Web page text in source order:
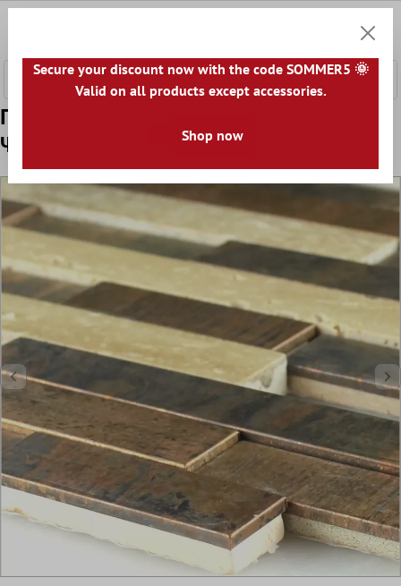
Πρότυπο από Χαλκός Φυσική Πέτρα
Ψηφιδωτά Πλακάκια Kαφέ Kρέμα Mix
Secure your discount now with the code SOMMER5 🌞
Valid on all products except accessories.
Shop now